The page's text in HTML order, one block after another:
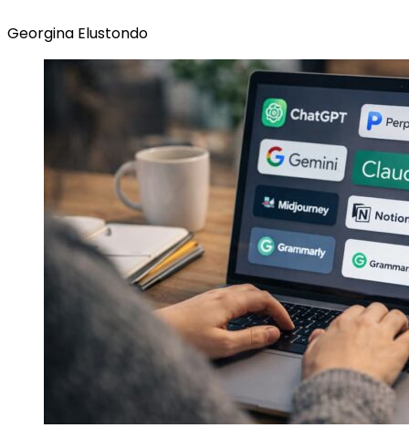
Georgina Elustondo